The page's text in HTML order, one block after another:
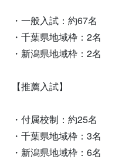
・一般入試：約67名
・千葉県地域枠：2名
・新潟県地域枠：2名
【推薦入試】
・付属校制：約25名
・千葉県地域枠：3名
・新潟県地域枠：6名